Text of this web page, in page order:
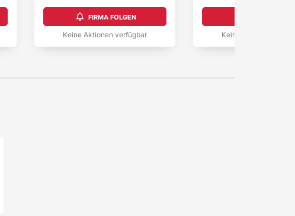
FIRMA FOLGEN
Keine Aktionen verfügbar Keine Aktionen